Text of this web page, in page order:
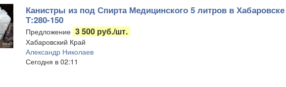
Канистры из под Спирта Медицинского 5 литров в Хабаровске
Т:280-150
Предложение 3 500 руб./шт.
Хабаровский Край
Александр Николаев
Сегодня в 02:11